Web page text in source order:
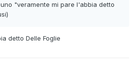
"veramente mi pare l'abbia detto
detto Delle Foglie